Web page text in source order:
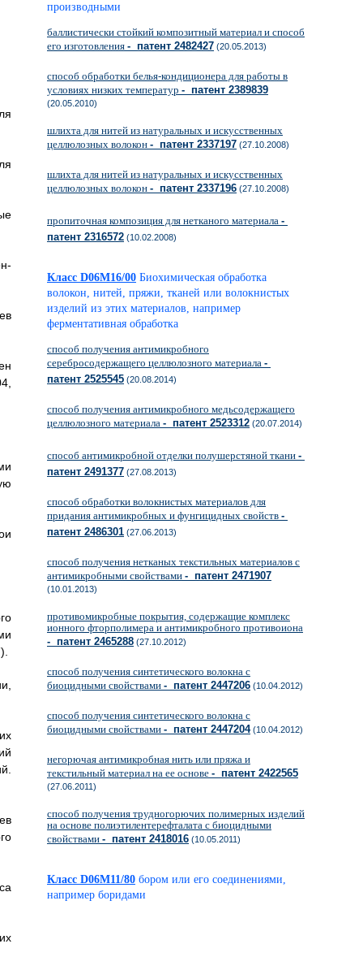
производными
баллистически стойкий композитный материал и способ
его изготовления - патент 2482427 (20.05.2013)
способ обработки белья-кондиционера для работы в
условиях низких температур - патент 2389839
(20.05.2010)
шлихта для нитей из натуральных и искусственных
целлюлозных волокон - патент 2337197 (27.10.2008)
шлихта для нитей из натуральных и искусственных
целлюлозных волокон - патент 2337196 (27.10.2008)
пропиточная композиция для нетканого материала -
патент 2316572 (10.02.2008)
Класс D06M16/00 Биохимическая обработка
волокон, нитей, пряжи, тканей или волокнистых
изделий из этих материалов, например
ферментативная обработка
способ получения антимикробного
серебросодержащего целлюлозного материала -
патент 2525545 (20.08.2014)
способ получения антимикробного медьсодержащего
целлюлозного материала - патент 2523312 (20.07.2014)
способ антимикробной отделки полушерстяной ткани -
патент 2491377 (27.08.2013)
способ обработки волокнистых материалов для
придания антимикробных и фунгицидных свойств -
патент 2486301 (27.06.2013)
способ получения нетканых текстильных материалов с
антимикробными свойствами - патент 2471907
(10.01.2013)
противомикробные покрытия, содержащие комплекс
ионного фторполимера и антимикробного противоиона
- патент 2465288 (27.10.2012)
способ получения синтетического волокна с
биоцидными свойствами - патент 2447206 (10.04.2012)
способ получения синтетического волокна с
биоцидными свойствами - патент 2447204(10.04.2012)
негорючая антимикробная нить или пряжа и
текстильный материал на ее основе - патент 2422565
(27.06.2011)
способ получения трудногорючих полимерных изделий
на основе полиэтилентерефталата с биоцидными
свойствами - патент 2418016 (10.05.2011)
Класс D06M11/80 бором или его соединениями,
например боридами